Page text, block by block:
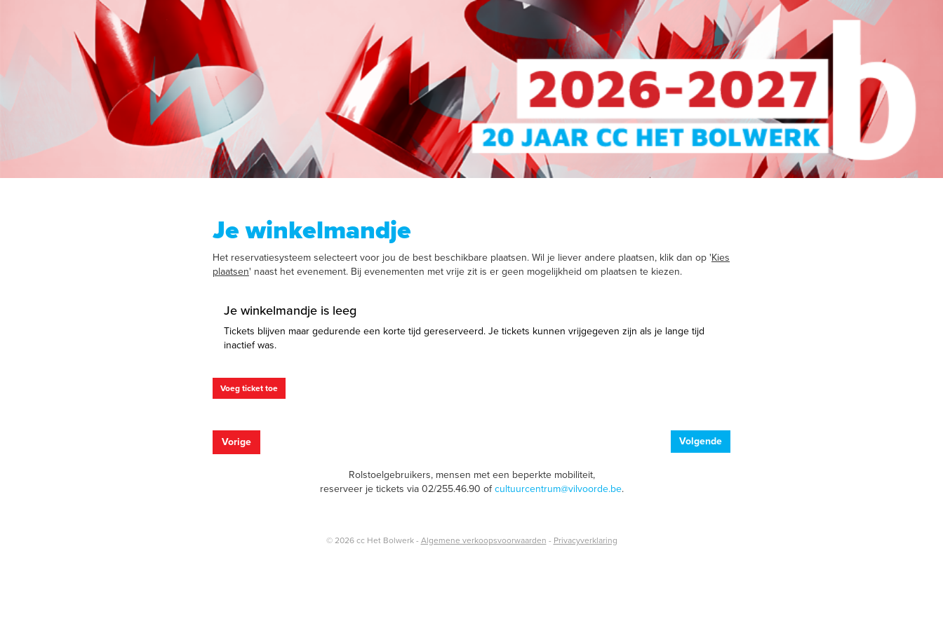
Je winkelmandje
Het reservatiesysteem selecteert voor jou de best beschikbare plaatsen. Wil je liever andere plaatsen, klik dan op 'Kies
plaatsen' naast het evenement. Bij evenementen met vrije zit is er geen mogelijkheid om plaatsen te kiezen.
Je winkelmandje is leeg
Tickets blijven maar gedurende een korte tijd gereserveerd. Je tickets kunnen vrijgegeven zijn als je lange tijd
inactief was.
Voeg ticket toe
Vorige Volgende
Rolstoelgebruikers, mensen met een beperkte mobiliteit,
reserveer je tickets via 02/255.46.90 ofcultuurcentrum@vilvoorde.be.
© 2026 cc Het Bolwerk - Algemene verkoopsvoorwaarden - Privacyverklaring